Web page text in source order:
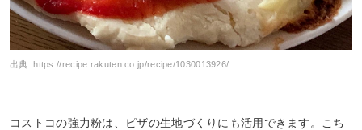
出典:https://recipe.rakuten.co.jp/recipe/1030013926/
コストコの強力粉は、ピザの生地づくりにも活用できます。こち